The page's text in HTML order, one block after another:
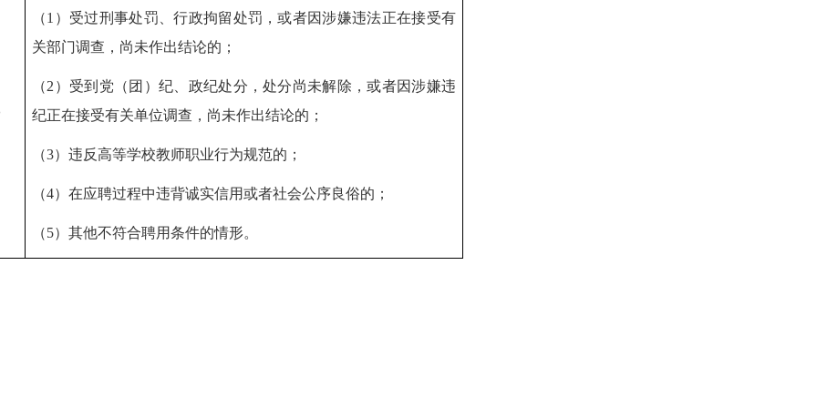
（1 ）受过刑事处罚、行政拘留处罚，或者因涉嫌违法正在接受有
关部门调查，尚未作出结论的；
（2 ）受到党（团）纪、政纪处分，处分尚未解除，或者因涉嫌违
纪正在接受有关单位调查，尚未作出结论的；
（3）违反高等学校教师职业行为规范的；
（4）在应聘过程中违背诚实信用或者社会公序良俗的；
（5）其他不符合聘用条件的情形。